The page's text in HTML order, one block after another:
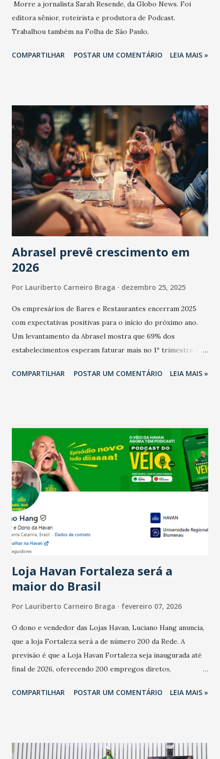
Morre a jornalista Sarah Resende, da Globo News. Foi
editora sênior, roteirista e produtora de Podcast.
Trabalhou também na Folha de São Paulo.
COMPARTILHAR POSTAR UM COMENTÁRIO LEIA MAIS »
Abrasel prevê crescimento em
2026
Por Lauriberto Carneiro Braga dezembro 25, 2025
Os empresários de Bares e Restaurantes encerram 2025
com expectativas positivas para o início do próximo ano.
Um levantamento da Abrasel mostra que 69% dos
estabelecimentos esperam faturar mais no 1º trimestre de
relação ao último trimestre deste ano, 56% também
confraternizações de fim de ano e pelo pagamento do 13º
Salário para um número maior de trabalhadores, já que o
país tem a menor taxa de desemprego dos anos recentes.
Ainda segundo a Pesquisa, em novembro de 2025, 40% dos
bares e restaurantes operaram com lucro e outros 40%
registraram equilíbrio financeiro. Já o percentual de
estabelecimentos no prejuízo ficou em 19%, pouco abaixo
do observado no mês anterior. Outros 1% não existiam em
novembro. Em relação a outubro, o faturamento também
cresceu. De acordo com a pesquisa, 44% dos n...
COMPARTILHAR POSTAR UM COMENTÁRIO LEIA MAIS »
Loja Havan Fortaleza será a
maior do Brasil
Por Lauriberto Carneiro Braga fevereiro 07, 2026
O dono e vendedor das Lojas Havan, Luciano Hang anuncia,
que a loja Fortaleza será a de número 200 da Rede. A
previsão é que a Loja Havan Fortaleza seja inaugurada até
final de 2026, oferecendo 200 empregos diretos,
Havan Fortaleza ainda não foi anunciada oficialmente, mas
COMPARTILHAR POSTAR UM COMENTÁRIO LEIA MAIS »